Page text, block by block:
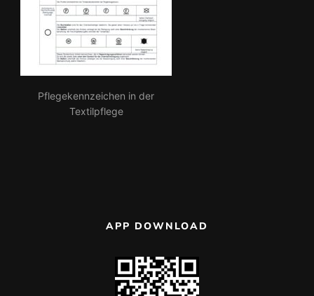
Pflegekennzeichen in der
Textilpflege
APP DOWNLOAD